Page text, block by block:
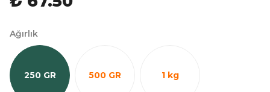
Ağırlık
250 GR 500 GR 1 kg